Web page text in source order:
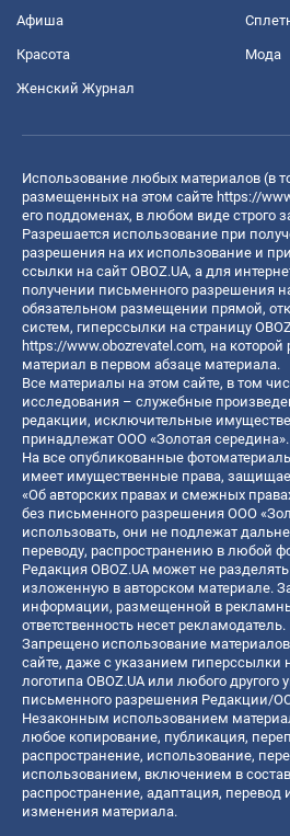
Афиша
Красота Мода
Женский Журнал
Использование любых материалов (в
размещенных на этом сайте https://
его поддоменах, в любом виде строго
Разрешается использование при
разрешения на их использование и
ссылки на сайт OBOZ.UA, а для
получении письменного разрешения
обязательном размещении прямой,
систем, гиперссылки на страницу
https://www.obozrevatel.com, на
материал в первом абзаце материала.
Все материалы на этом сайте, в том
исследования – служебные
редакции, исключительные
принадлежат ООО «Золотая середина».
На все опубликованные
имеет имущественные права,
«Об авторских правах и смежных
без письменного разрешения ООО
использовать, они не подлежат
переводу, распространению в любой
Редакция OBOZ.UA может не
изложенную в авторском материале.
информации, размещенной в
ответственность несет рекламодатель.
Запрещено использование
сайте, даже с указанием гиперссылки
логотипа OBOZ.UA или любого другого
письменного разрешения Редакции/
Незаконным использованием
любое копирование, публикация,
распространение, использование,
использованием, включением в
распространение, адаптация, перевод
изменения материала.